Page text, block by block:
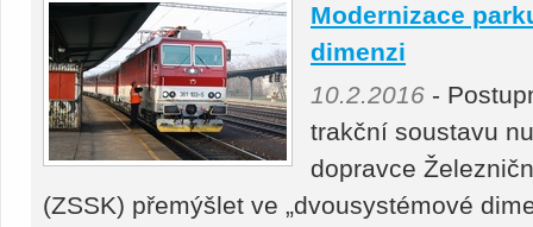
Modernizace
dimenzi
10.2.2016 -
trakční soustavu
dopravce
(ZSSK) přemýšlet ve „dvousystémové